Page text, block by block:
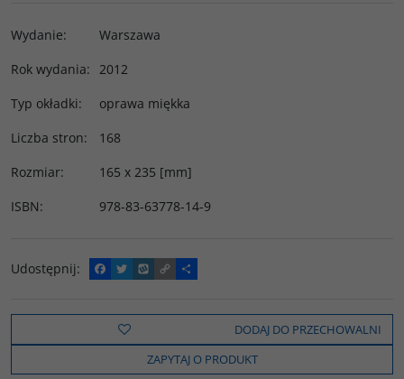
Wydanie:
Warszawa
Rok wydania: 2012
Typ okładki:
oprawa miękka
Liczba stron:
168
Rozmiar:
165 x 235 [mm]
ISBN: 978-83-63778-14-9
Udostępnij:
F
a
e
o
k
T
w
t
t
e
W
y
o
C
o
y
i
n
k
P
o
z
e
l
s
DODAJ DO PRZECHOWALNI
ZAPYTAJ O PRODUKT